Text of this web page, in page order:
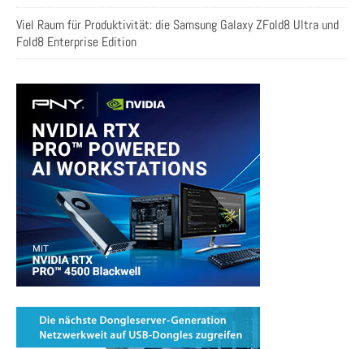
Viel Raum für Produktivität: die Samsung Galaxy ZFold8 Ultra und
Fold8 Enterprise Edition